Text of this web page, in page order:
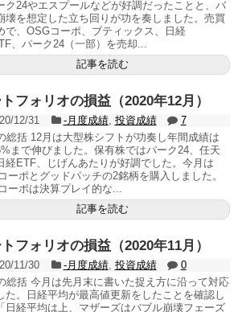
ク24やエスプールなどが好調だったことと、バ
壊を想定した立ち回りが功を奏しました。売買
で、OSGコーポ、ブティックス、日経
、パーク24（一部）を売却...
記事を読む
フォリオの損益（2020年12月）
12/31 -月度成績, 投資成績
7
総括 12月は大型株シフトが功奏し年間成績は
まで伸びました。保有株ではパーク24、任天
経ETF、じげんあたりが好調でした。今月は
ーポとグッドパッチの2銘柄を購入しました。
ーポは決算プレイ的な...
記事を読む
フォリオの損益（2020年11月）
11/30 -月度成績, 投資成績
0
総括 今月は先月末に書いた捉え方に沿って対応
た。日経平均が最高値更新をしたことを確認し
日経平均は上、マザーズはバブル崩壊フェーズ